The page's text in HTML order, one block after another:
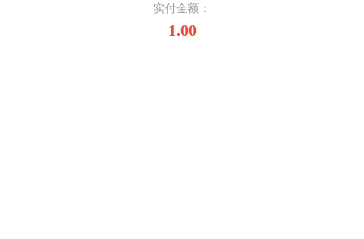
实付金额：
1.00